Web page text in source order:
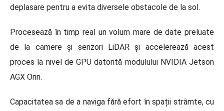
deplasare pentru a evita diversele obstacole de la sol.
Procesează în timp real un volum mare de date preluate
de la camere și senzori LiDAR și accelerează acest
proces la nivel de GPU datorită modulului NVIDIA Jetson
AGX Orin.
Capacitatea sa de a naviga fără efort în spații strâmte, cu